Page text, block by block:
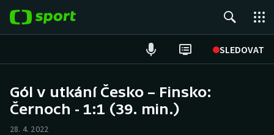
SLEDOVAT
Hokej
Gól v utkání Česko – Finsko:
Černoch - 1:1 (39. min.)
28. 4. 2022